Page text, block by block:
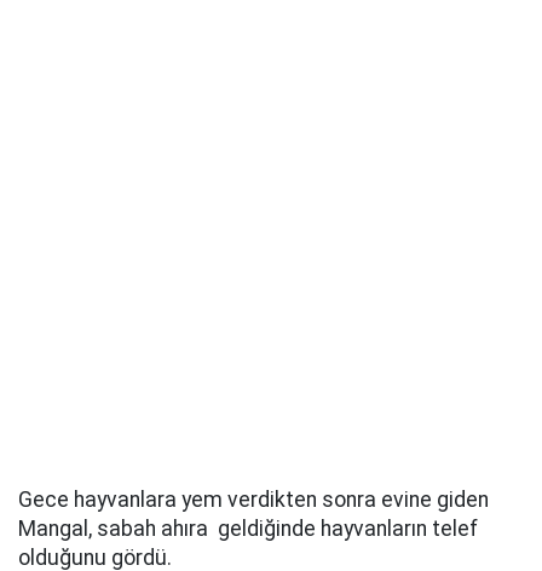
Gece hayvanlara yem verdikten sonra evine giden
Mangal, sabah ahıra geldiğinde hayvanların telef
olduğunu gördü.